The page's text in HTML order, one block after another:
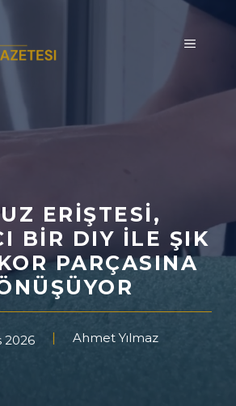
MENÜ
ERIŞTESI,
BIR DIY ILE ŞIK
PARÇASINA
2026 Ahmet Yılmaz